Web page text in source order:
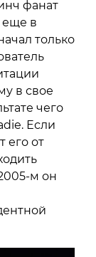
фанат
еще в
только
в свое
чего
Если
его от
м он